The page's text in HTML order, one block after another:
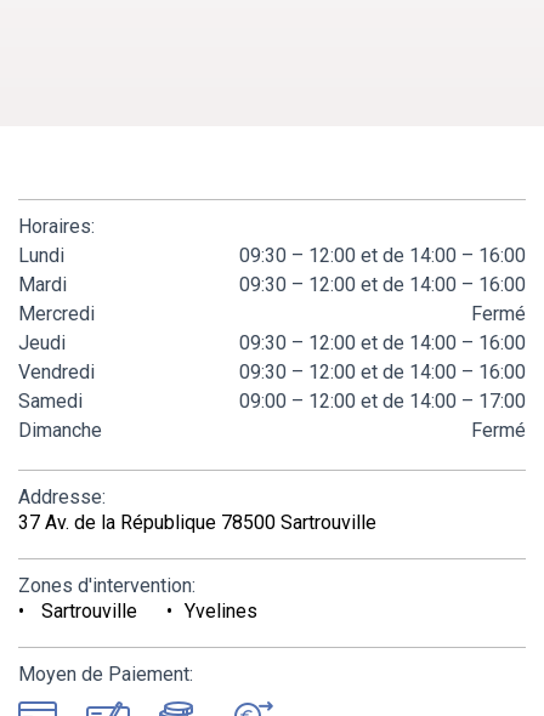
Horaires:
Lundi
09:30 – 12:00 et de 14:00 – 16:00
Mardi
09:30 – 12:00 et de 14:00 – 16:00
Mercredi
Fermé
Jeudi
09:30 – 12:00 et de 14:00 – 16:00
Vendredi
09:30 – 12:00 et de 14:00 – 16:00
Samedi
09:00 – 12:00 et de 14:00 – 17:00
Dimanche
Fermé
Addresse:
37 Av. de la République 78500 Sartrouville
Zones d'intervention:
Sartrouville
Yvelines
Moyen de Paiement: